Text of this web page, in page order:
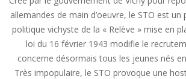
allemandes de main d’oeuvre, le STO est
politique vichyste de la « Relève » mise en
loi du 16 février 1943 modifie le
concerne désormais tous les jeunes nés
Très impopulaire, le STO provoque une